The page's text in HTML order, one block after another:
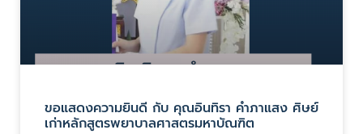
ขอแสดงความยินดี กับ คุณอินทิรา คำภาแสง ศิษย์
เก่าหลักสูตรพยาบาลศาสตรมหาบัณฑิต